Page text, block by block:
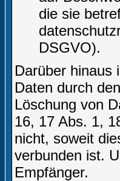
die sie
DSGVO).
Darüber hinaus
Daten durch
Löschung von
16, 17 Abs. 1,
nicht, soweit
verbunden ist.
Empfänger.